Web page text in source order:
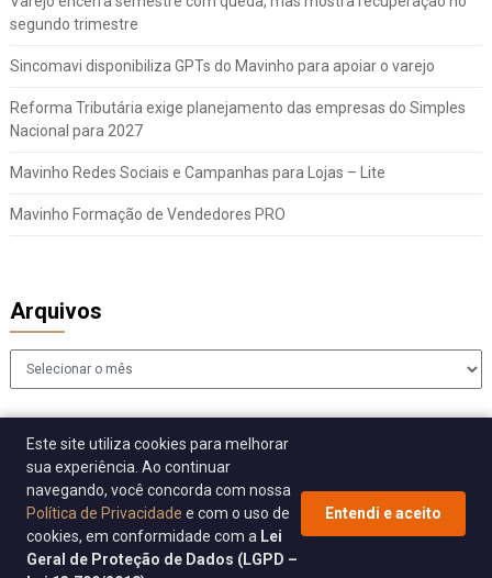
segundo trimestre
Sincomavi disponibiliza GPTs do Mavinho para apoiar o varejo
Reforma Tributária exige planejamento das empresas do Simples
Nacional para 2027
Mavinho Redes Sociais e Campanhas para Lojas – Lite
Mavinho Formação de Vendedores PRO
Arquivos
Arquivos
© 2026 Sincomavi Alerta| WordPress Theme bySuperb WordPress
Themes
Este site utiliza cookies para melhorar
sua experiência. Ao continuar
navegando, você concorda com nossa
Política de Privacidade e com o uso de
cookies, em conformidade com a Lei
Geral de Proteção de Dados (LGPD –
Entendi e aceito